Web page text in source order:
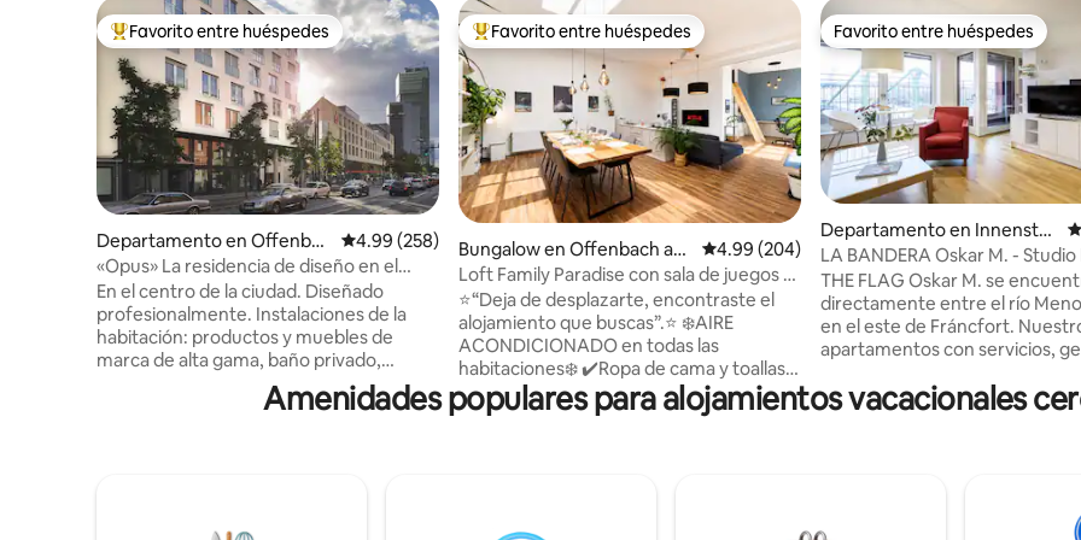
De los mejores en Favorito entre huéspedes
Favorito entre huéspedes
Departamento en Offenbac
h am Main
Calificación promedio: 4.99 de 5; 258 evaluaciones
4.99 (258)
«Opus» La residencia de diseño en el
centro de la ciudad - El palacio
En el centro de la ciudad. Diseñado
profesionalmente. Instalaciones de la
habitación: productos y muebles de
marca de alta gama, baño privado,
ventana francesa o balcón, persiana
electrónica, sistema de ventilación,
De los mejores en Favorito entre huéspedes
Favorito entre huéspedes
Bungalow en Offenbach am
Main
Calificación promedio: 4.99 de 5; 204
4.99 (204)
Loft Family Paradise con sala de juegos y
jardín
⭐️“Deja de desplazarte, encontraste el
alojamiento que buscas”.⭐️ ❄️AIRE
ACONDICIONADO en todas las
habitaciones❄️ ✔️Ropa de cama y toallas
de alta calidad incluidas ✔️Lavadora y
secadora gratuitas ✔️ Estacionamiento
✔️Conexión rápida a Frankfurt / feria
Favorito entre huéspedes
Favorito entre huéspedes
Departamento en Innensta
dt
LA BANDERA Oskar M. - Studio
View (cama de 140 cm)
THE FLAG Oskar M. se
directamente entre el río Meno
en el este de Fráncfort.
apartamentos con servicios,
puro bienestar con un tamaño
40 y 55 metros cuadrados.
visualmente, aire
logia. Nuestros modernos
Amenidades populares para alojamientos vacacionales